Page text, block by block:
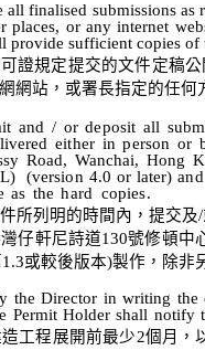
allfinalised submissions as
or any internet
provide sufficient copies of
證規定提交的文件定稿
網站，或署長指定的任何
and / or deposit all
either in person or
Road, Wanchai, Hong
(version 4.0 or later) and
as the hard copies.
所列明的時間內，提交及/
仔軒尼詩道130號修頓中
1.3或較後版本)製作， 除非
the Director in writing the
Permit Holder shall notify
工程展開前最少2個月，